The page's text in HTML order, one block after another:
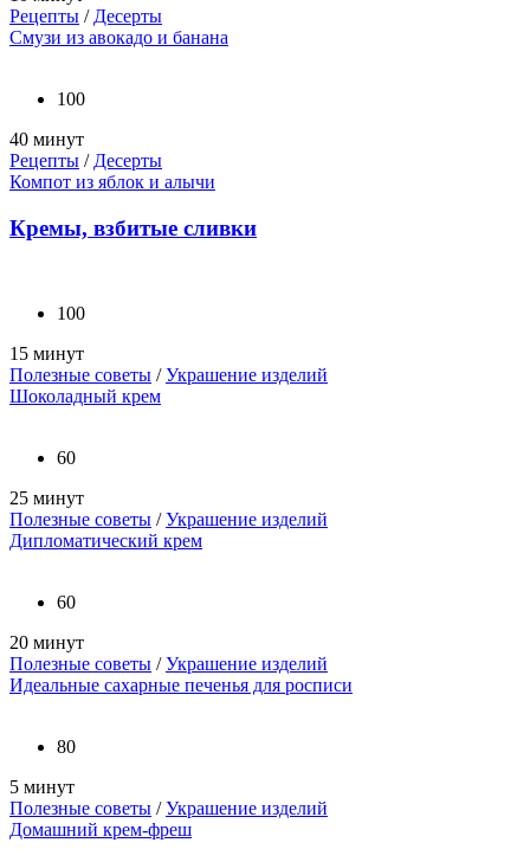
Рецепты / Десерты
Смузи из авокадо и банана
100
40 минут
Рецепты / Десерты
Компот из яблок и алычи
Кремы, взбитые сливки
100
15 минут
Полезные советы /Украшение изделий
Шоколадный крем
60
25 минут
Полезные советы /Украшение изделий
Дипломатический крем
60
20 минут
Полезные советы /Украшение изделий
Идеальные сахарные печенья для росписи
80
5 минут
Полезные советы /Украшение изделий
Домашний крем-фреш